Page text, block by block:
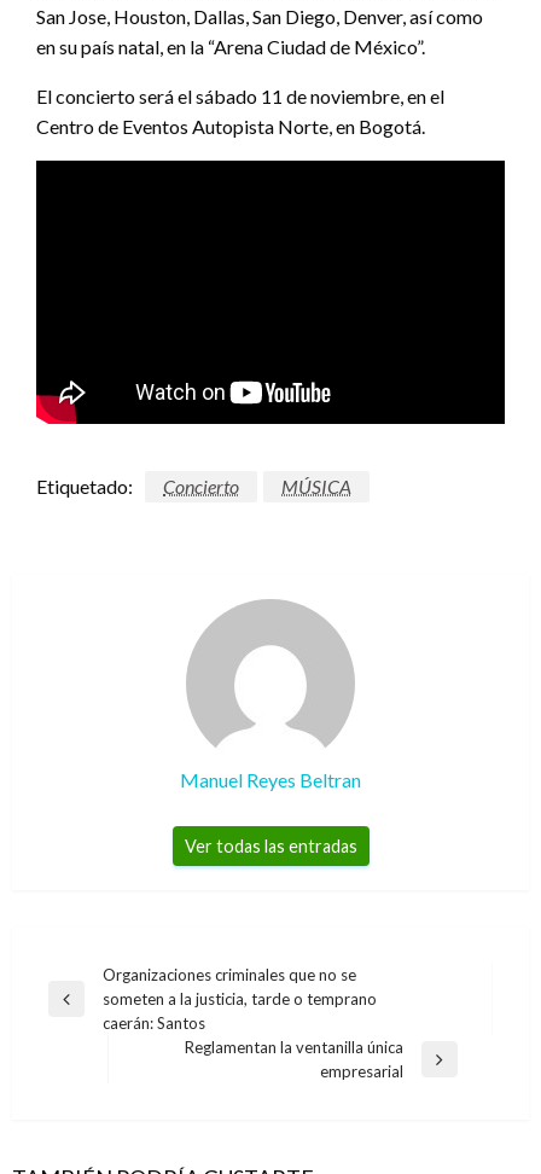
San Jose, Houston, Dallas, San Diego, Denver, así como
en su país natal, en la “Arena Ciudad de México”.
El concierto será el sábado 11 de noviembre, en el
Centro de Eventos Autopista Norte, en Bogotá.
Etiquetado: Concierto MÚSICA
Manuel Reyes Beltran
Ver todas las entradas
Navegación
de
Entrada
Organizaciones criminales que no se
someten a la justicia, tarde o temprano
caerán: Santos
Reglamentan la ventanilla única
empresarial
sencillo: Sola